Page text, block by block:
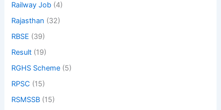
Railway Job (4)
Rajasthan (32)
RBSE (39)
Result (19)
RGHS Scheme (5)
RPSC (15)
RSMSSB (15)